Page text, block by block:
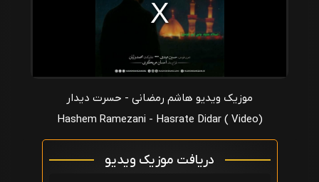
.
موزیک ویدیو هاشم رمضانی - حسرت دیدار
Hashem Ramezani - Hasrate Didar ( Video)
دریافت موزیک ویدیو